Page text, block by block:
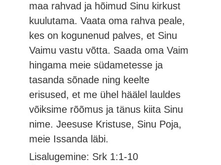
maa rahvad ja hõimud Sinu kirkust
kuulutama. Vaata oma rahva peale,
kes on kogunenud palves, et Sinu
Vaimu vastu võtta. Saada oma Vaim
hingama meie südametesse ja
tasanda sõnade ning keelte
erisused, et me ühel häälel lauldes
võiksime rõõmus ja tänus kiita Sinu
nime. Jeesuse Kristuse, Sinu Poja,
meie Issanda läbi.
Lisalugemine: Srk 1:1-10